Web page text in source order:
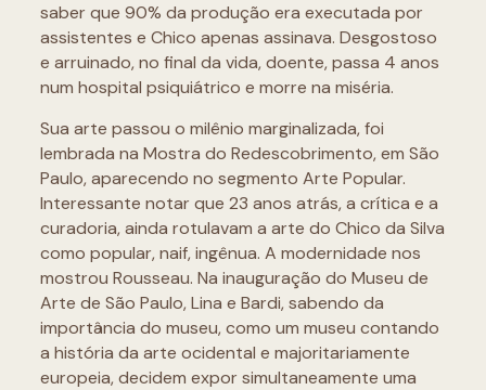
saber que 90% da produção era executada por
assistentes e Chico apenas assinava. Desgostoso
e arruinado, no final da vida, doente, passa 4 anos
num hospital psiquiátrico e morre na miséria.
Sua arte passou o milênio marginalizada, foi
lembrada na Mostra do Redescobrimento, em São
Paulo, aparecendo no segmento Arte Popular.
Interessante notar que 23 anos atrás, a crítica e a
curadoria, ainda rotulavam a arte do Chico da Silva
como popular, naif, ingênua. A modernidade nos
mostrou Rousseau. Na inauguração do Museu de
Arte de São Paulo, Lina e Bardi, sabendo da
importância do museu, como um museu contando
a história da arte ocidental e majoritariamente
europeia, decidem expor simultaneamente uma